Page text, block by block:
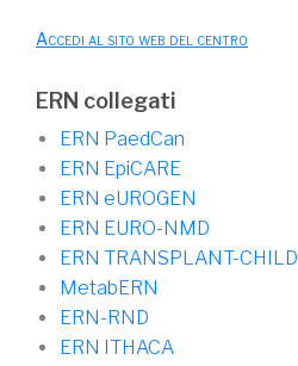
Accedi al sito web del centro
ERN collegati
ERN PaedCan
ERN EpiCARE
ERN eUROGEN
ERN EURO-NMD
ERN TRANSPLANT-CHILD
MetabERN
ERN-RND
ERN ITHACA